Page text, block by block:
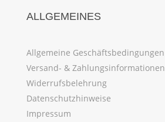
ALLGEMEINES
Allgemeine Geschäftsbedingungen
Versand- & Zahlungsinformationen
Widerrufsbelehrung
Datenschutzhinweise
Impressum